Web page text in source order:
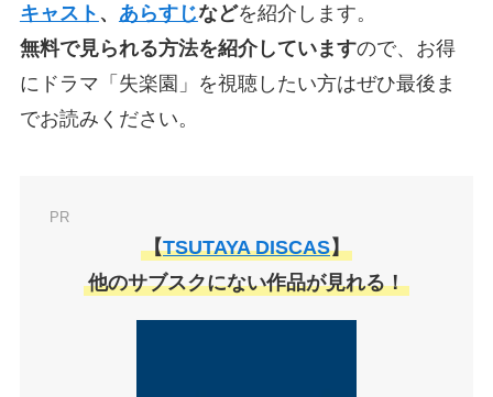
キャスト 、 あらすじなどを紹介します。
無料で見られる方法を紹介していますので、お得
にドラマ「失楽園」を視聴したい方はぜひ最後ま
でお読みください。
PR
【TSUTAYA DISCAS】
他のサブスクにない作品が見れる！